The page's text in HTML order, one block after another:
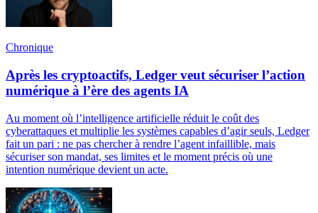
Chronique
Après les cryptoactifs, Ledger veut sécuriser l’action
numérique à l’ère des agents IA
Au moment où l’intelligence artificielle réduit le coût des
cyberattaques et multiplie les systèmes capables d’agir seuls, Ledger
fait un pari : ne pas chercher à rendre l’agent infaillible, mais
sécuriser son mandat, ses limites et le moment précis où une
intention numérique devient un acte.